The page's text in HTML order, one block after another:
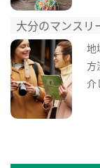
大分のマンスリ
地
方
介